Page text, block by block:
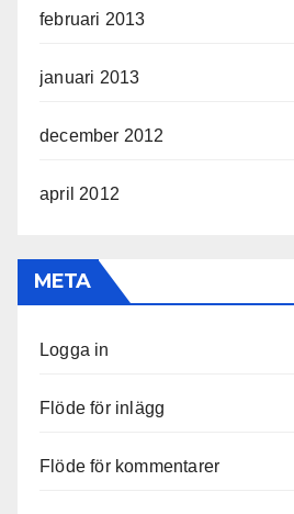
februari 2013
januari 2013
december 2012
april 2012
META
Logga in
Flöde för inlägg
Flöde för kommentarer